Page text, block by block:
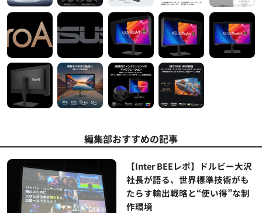
編集部おすすめの記事
【Inter BEEレポ】ドルビー大沢
社長が語る、世界標準技術がも
たらす輸出戦略と“使い得”な制
作環境